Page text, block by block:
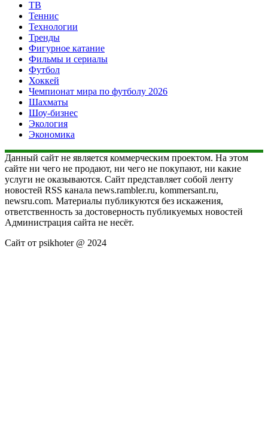
ТВ
Теннис
Технологии
Тренды
Фигурное катание
Фильмы и сериалы
Футбол
Хоккей
Чемпионат мира по футболу 2026
Шахматы
Шоу-бизнес
Экология
Экономика
Данный сайт не является коммерческим проектом. На этом
сайте ни чего не продают, ни чего не покупают, ни какие
услуги не оказываются. Сайт представляет собой ленту
новостей RSS канала news.rambler.ru, kommersant.ru,
newsru.com. Материалы публикуются без искажения,
ответственность за достоверность публикуемых новостей
Администрация сайта не несёт.
Сайт от psikhoter @ 2024